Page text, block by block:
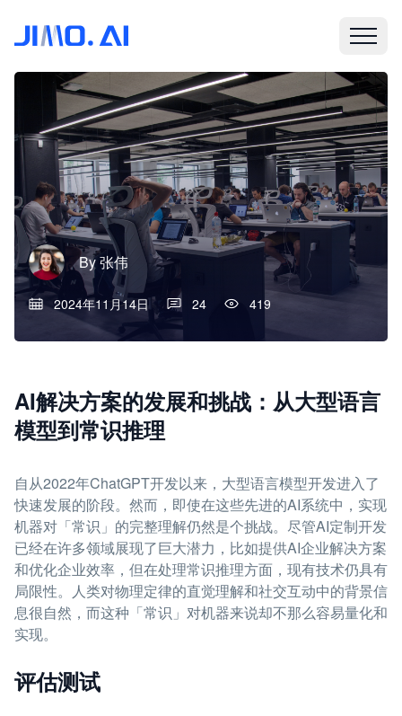
By张伟
2024年11月14日 24 419
AI解决方案的发展和挑战：从大型语言
模型到常识推理
自从2022年ChatGPT开发以来，大型语言模型开发进入了
快速发展的阶段。然而，即使在这些先进的AI系统中，实现
机器对「常识」的完整理解仍然是个挑战。尽管AI定制开发
已经在许多领域展现了巨大潜力，比如提供AI企业解决方案
和优化企业效率，但在处理常识推理方面，现有技术仍具有
局限性。人类对物理定律的直觉理解和社交互动中的背景信
息很自然，而这种「常识」对机器来说却不那么容易量化和
实现。
评估测试